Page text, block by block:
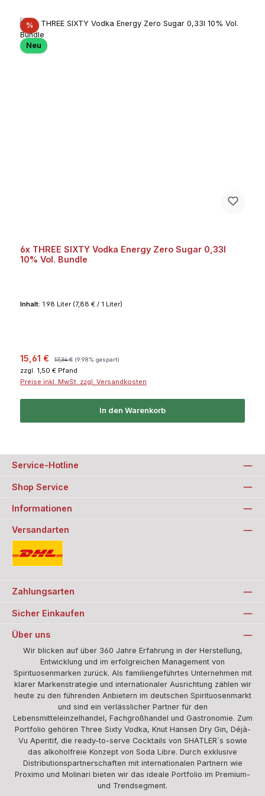
%Rabatt
Neu
6x THREE SIXTY Vodka Energy Zero Sugar 0,33l
10% Vol. Bundle
Inhalt: 1.98 Liter (7,88 € / 1 Liter)
Verkaufspreis:
15,61 € 17,34 € (9.98% gespart)
zzgl. 1,50 € Pfand
Preise inkl. MwSt. zzgl. Versandkosten
In den Warenkorb
Service-Hotline
Shop Service
Informationen
Versandarten
Zahlungsarten
Sicher Einkaufen
Über uns
Wir blicken auf über 360 Jahre Erfahrung in der Herstellung,
Entwicklung und im erfolgreichen Management von
Spirituosenmarken zurück. Als familiengeführtes Unternehmen mit
klarer Markenstrategie und internationaler Ausrichtung zählen wir
heute zu den führenden Anbietern im deutschen Spirituosenmarkt
und sind ein verlässlicher Partner für den
Lebensmitteleinzelhandel, Fachgroßhandel und Gastronomie. Zum
Portfolio gehören Three Sixty Vodka, Knut Hansen Dry Gin, Déjà-
Vu Aperitif, die ready-to-serve Cocktails von SHATLER´s sowie
das alkoholfreie Konzept von Soda Libre. Durch exklusive
Distributionspartnerschaften mit internationalen Partnern wie
Proximo und Molinari bieten wir das ideale Portfolio im Premium-
und Trendsegment.